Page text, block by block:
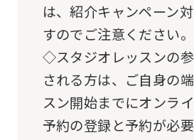
は、紹介キャンペーン
すのでご注意ください。
◇スタジオレッスンの
される方は、ご自身の
スン開始までにオンラ
予約の登録と予約が必要
you
fully
this